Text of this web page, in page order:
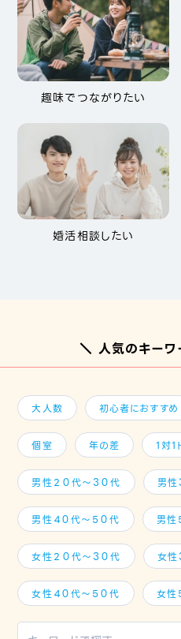
趣味でつながりたい
婚活相談したい
＼ 人気のキー
大人数 初心者におすすめ
個室 年の差 1対1
男性２０代～３０代 男性
男性４０代～５０代 男性
女性２０代～３０代 女性
女性４０代～５０代 女性